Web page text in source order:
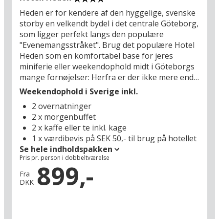
kommer fra smålandske gårde og husk
badehåndklædet, når I kommer forbi en svensk
skovsø, hvor der ofte er badebro og masser af
mulighed for at svømme i solen. Alvesta er også
et godt udgangspunkt for at besøge Smålands
store familieattraktioner: Astrid Lindgrens Värld i
Vimmerby (145 km) og Wild West-
forlystelsesparken High Chaparral syd for
Jönköping (70 km). Jo, der venter en ægte svensk
ferieoplevelse for alle aldre med base i Alvesta.
Heden er for kendere af den hyggelige, svenske
storby en velkendt bydel i det centrale Göteborg,
som ligger perfekt langs den populære
"Evenemangsstråket". Brug det populære Hotel
Heden som en komfortabel base for jeres
miniferie eller weekendophold midt i Göteborgs
mange fornøjelser: Herfra er der ikke mere end
10 minutter til fods til de store arenaer
Scandinavium, Ullevi og Gamla Ullevi samt oasen
Trädgårdsföreningen og Svenska Mässan.
Måske skal I besøge en populær messe, en vild
koncert, hvor jorden ryster under fødderne, eller
årets største sportsbegivenhed – året rundt
sker der altid noget i denne pulserende og livlige
bydel. Fra barerne og restauranterne på det
elegante Gothia Towers ved Svenska Mässan
har I en spektakulær udsigt over Göteborg, som
Weekendophold i Sverige inkl.
2 overnatninger
2 x morgenbuffet
2 x kaffe eller te inkl. kage
1 x værdibevis på SEK 50,- til brug på hotellet
Se hele indholdspakken
Pris pr. person i dobbeltværelse
Fra
DKK 899,-